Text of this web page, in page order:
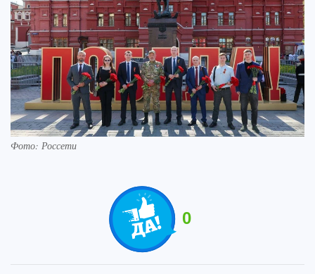
Фото: Россети
0